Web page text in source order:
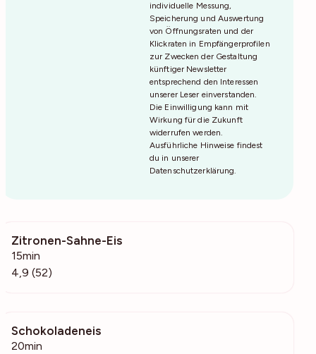
individuelle Messung,
Speicherung und Auswertung
von Öffnungsraten und der
Klickraten in Empfängerprofilen
zur Zwecken der Gestaltung
künftiger Newsletter
entsprechend den Interessen
unserer Leser einverstanden.
Die Einwilligung kann mit
Wirkung für die Zukunft
widerrufen werden.
Ausführliche Hinweise findest
du in unserer
Datenschutzerklärung.
Zitronen-Sahne-Eis
15min
4,9 (52)
Schokoladeneis
20min